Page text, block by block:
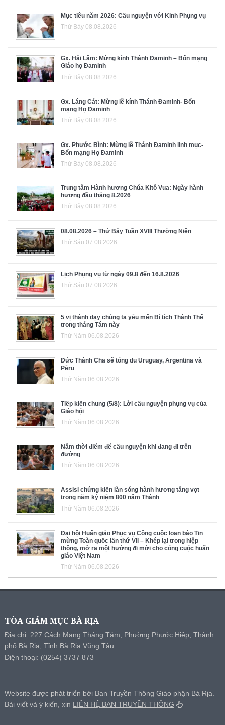
Mục tiêu năm 2026: Cầu nguyện với Kinh Phụng vụ
Thứ Bảy 08.08.2026
Gx. Hải Lâm: Mừng kính Thánh Đaminh – Bổn mạng
Giáo họ Đaminh
Thứ Bảy 08.08.2026
Gx. Láng Cát: Mừng lễ kính Thánh Đaminh- Bổn
mạng Họ Đaminh
Thứ Bảy 08.08.2026
Gx. Phước Bình: Mừng lễ Thánh Đaminh linh mục-
Bổn mạng Họ Đaminh
Thứ Bảy 08.08.2026
Trung tâm Hành hương Chúa Kitô Vua: Ngày hành
hương đầu tháng 8.2026
Thứ Bảy 08.08.2026
08.08.2026 – Thứ Bảy Tuần XVIII Thường Niên
Thứ Sáu 07.08.2026
Lịch Phụng vụ từ ngày 09.8 đến 16.8.2026
Thứ Sáu 07.08.2026
5 vị thánh dạy chúng ta yêu mến Bí tích Thánh Thể
trong tháng Tám này
Thứ Năm 06.08.2026
Đức Thánh Cha sẽ tông du Uruguay, Argentina và
Pêru
Thứ Năm 06.08.2026
Tiếp kiến chung (5/8): Lời cầu nguyện phụng vụ của
Giáo hội
Thứ Năm 06.08.2026
Năm thời điểm để cầu nguyện khi đang đi trên
đường
Thứ Năm 06.08.2026
Assisi chứng kiến làn sóng hành hương tăng vọt
trong năm kỷ niệm 800 năm Thánh
Thứ Năm 06.08.2026
Đại hội Huấn giáo Phục vụ Công cuộc loan báo Tin
mừng Toàn quốc lần thứ VII – Khép lại trong hiệp
thông, mở ra một hướng đi mới cho công cuộc huấn
giáo Việt Nam
Thứ Năm 06.08.2026
TÒA GIÁM MỤC BÀ RỊA
Địa chỉ: 227 Cách Mạng Tháng Tám, Phường Phước Hiệp, Thành
phố Bà Rịa, Tỉnh Bà Rịa Vũng Tàu.
Điện thoại: (0254) 3737 873
Website được phát triển bởi Ban Truyền Thông Giáo phận Bà Rịa.
Bài viết và ý kiến, xin LIÊN HỆ BAN TRUYỀN THÔNG